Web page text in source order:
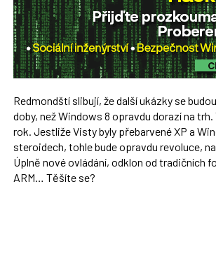
Redmondští slibují, že další ukázky se
doby, než Windows 8 opravdu dorazí na
rok. Jestliže Visty byly přebarvené XP a
steroidech, tohle bude opravdu revoluce,
Úplně nové ovládání, odklon od tradičních
ARM… Těšíte se?